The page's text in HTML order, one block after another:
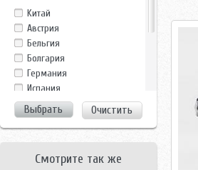
Grana
Gro Welle
Hansgrohe
Iddis
Ideal Standard
Jacob Delafon
Kanggu
Kludi
Kopfgescheit
Laufen
Kитай
Австрия
Бельгия
Болгария
Германия
Испания
Италия
Китай
Росcия
Турция
Очистить
Смотрите так же